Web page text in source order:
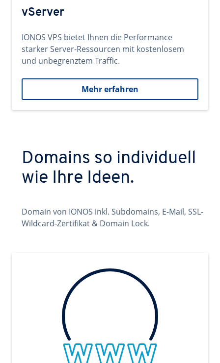
vServer
IONOS VPS bietet Ihnen die Performance
starker Server-Ressourcen mit kostenlosem
und unbegrenztem Traffic.
Mehr erfahren
Domains so individuell
wie Ihre Ideen.
Domain von IONOS inkl. Subdomains, E-Mail, SSL-
Wildcard-Zertifikat & Domain Lock.